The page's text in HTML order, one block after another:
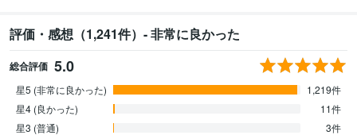
評価・感想（1,241件）- 非常に良かった
総合評価 5.0
星5 (非常に良かった)
1,219件
星4 (良かった)
11件
星3 (普通)
3件